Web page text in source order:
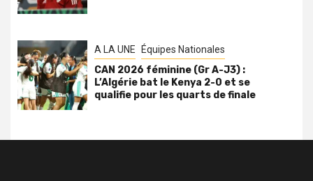
A LA UNE Équipes Nationales
CAN 2026 féminine (Gr A-J3) :
L’Algérie bat le Kenya 2-0 et se
qualifie pour les quarts de finale